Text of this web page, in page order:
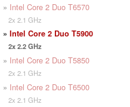
» Intel Core 2 Duo T6570
2x 2.1 GHz
» Intel Core 2 Duo T5900
2x 2.2 GHz
» Intel Core 2 Duo T5850
2x 2.1 GHz
» Intel Core 2 Duo T6500
2x 2.1 GHz